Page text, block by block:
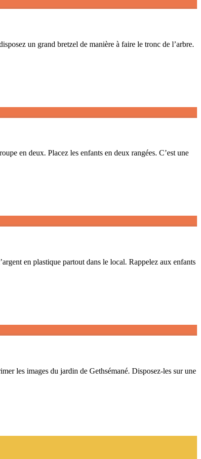
un grand bretzel de manière à faire le tronc de l’arbre.
en deux. Placez les enfants en deux rangées. C’est une
en plastique partout dans le local. Rappelez aux enfants
les images du jardin de Gethsémané. Disposez-les sur une